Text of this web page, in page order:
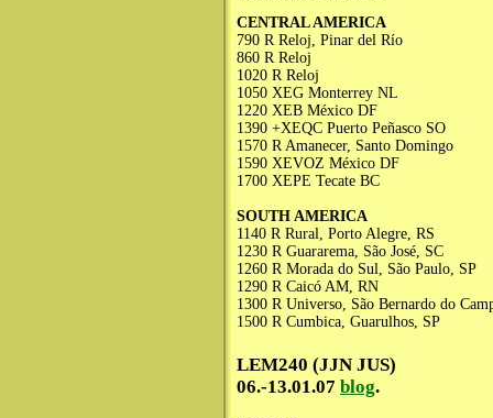
CENTRAL AMERICA
790 R Reloj, Pinar del Río
860 R Reloj
1020 R Reloj
1050 XEG Monterrey NL
1220 XEB México DF
1390 +XEQC Puerto Peñasco SO
1570 R Amanecer, Santo Domingo
1590 XEVOZ México DF
1700 XEPE Tecate BC
SOUTH AMERICA
1140 R Rural, Porto Alegre, RS
1230 R Guararema, São José, SC
1260 R Morada do Sul, São Paulo, SP
1290 R Caicó AM, RN
1300 R Universo, São Bernardo do
1500 R Cumbica, Guarulhos, SP
LEM240 (JJN JUS)
06.-13.01.07 blog.